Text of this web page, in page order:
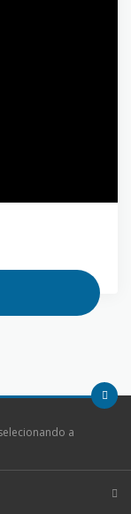
a